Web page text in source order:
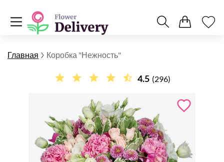
Главная Коробка "Нежность"
4.5 (296)